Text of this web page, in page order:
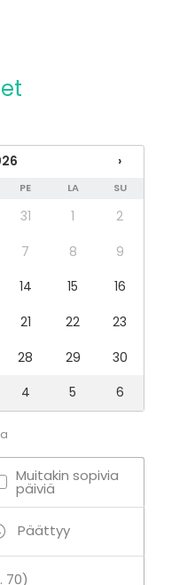
›
PE LA SU
31 1
2
7 8
9
14 15
16
21 22
23
28 29
30
4 5 6
Muitakin sopivia
päiviä
Päättyy
70)